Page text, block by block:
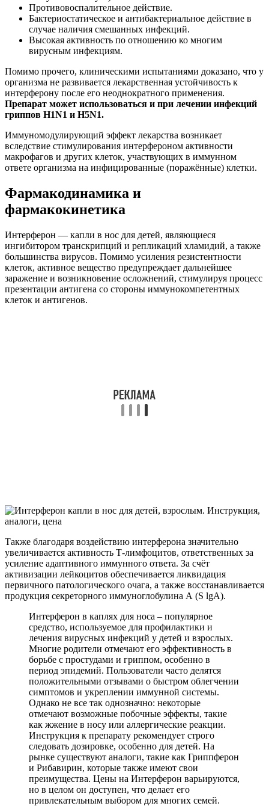
Противовоспалительное действие.
Бактериостатическое и антибактериальное действие в
случае наличия смешанных инфекций.
Высокая активность по отношению ко многим
вирусным инфекциям.
Помимо прочего, клиническими испытаниями доказано, что у
организма не развивается лекарственная устойчивость к
интерферону после его неоднократного применения.
Препарат может использоваться и при лечении инфекций
гриппов H1N1 и H5N1.
Иммуномодулирующий эффект лекарства возникает
вследствие стимулирования интерфероном активности
макрофагов и других клеток, участвующих в иммунном
ответе организма на инфицированные (поражённые) клетки.
Фармакодинамика и
фармакокинетика
Интерферон — капли в нос для детей, являющиеся
ингибитором транскрипций и репликаций хламидий, а также
большинства вирусов. Помимо усиления резистентности
клеток, активное вещество предупреждает дальнейшее
заражение и возникновение осложнений, стимулируя процесс
презентации антигена со стороны иммунокомпетентных
клеток и антигенов.
Также благодаря воздействию интерферона значительно
увеличивается активность Т-лимфоцитов, ответственных за
усиление адаптивного иммунного ответа. За счёт
активизации лейкоцитов обеспечивается ликвидация
первичного патологического очага, а также восстанавливается
продукция секреторного иммуноглобулина А (S lgA).
Интерферон в каплях для носа – популярное
средство, используемое для профилактики и
лечения вирусных инфекций у детей и взрослых.
Многие родители отмечают его эффективность в
борьбе с простудами и гриппом, особенно в
период эпидемий. Пользователи часто делятся
положительными отзывами о быстром облегчении
симптомов и укреплении иммунной системы.
Однако не все так однозначно: некоторые
отмечают возможные побочные эффекты, такие
как жжение в носу или аллергические реакции.
Инструкция к препарату рекомендует строго
следовать дозировке, особенно для детей. На
рынке существуют аналоги, такие как Гриппферон
и Рибавирин, которые также имеют свои
преимущества. Цены на Интерферон варьируются,
но в целом он доступен, что делает его
привлекательным выбором для многих семей.